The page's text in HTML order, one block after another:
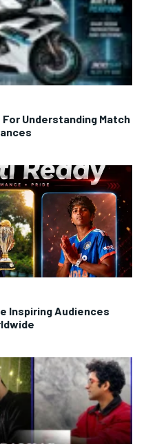
Understanding Match
Inspiring Audiences